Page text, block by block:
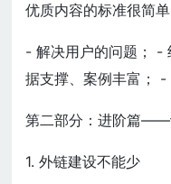
优质内容的标准很简单
- 解决用户的问题； -
据支撑、案例丰富； -
第二部分：进阶篇——
1. 外链建设不能少